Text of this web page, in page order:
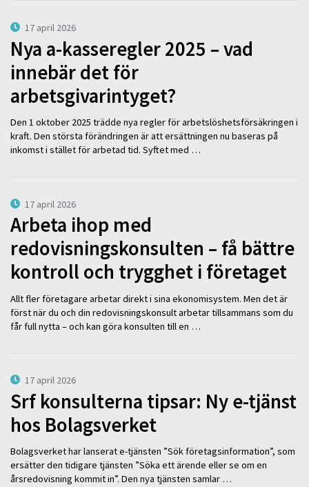
17 april 2026
Nya a-kasseregler 2025 – vad
innebär det för
arbetsgivarintyget?
Den 1 oktober 2025 trädde nya regler för arbetslöshetsförsäkringen i
kraft. Den största förändringen är att ersättningen nu baseras på
inkomst i stället för arbetad tid. Syftet med …
17 april 2026
Arbeta ihop med
redovisningskonsulten – få bättre
kontroll och trygghet i företaget
Allt fler företagare arbetar direkt i sina ekonomisystem. Men det är
först när du och din redovisningskonsult arbetar tillsammans som du
får full nytta – och kan göra konsulten till en …
17 april 2026
Srf konsulterna tipsar: Ny e-tjänst
hos Bolagsverket
Bolagsverket har lanserat e-tjänsten ”Sök företagsinformation”, som
ersätter den tidigare tjänsten ”Söka ett ärende eller se om en
årsredovisning kommit in”. Den nya tjänsten samlar …